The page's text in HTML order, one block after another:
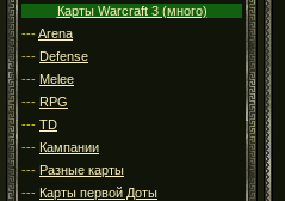
Карты Warcraft 3 (много)
---Arena
--- Defense
--- Melee
--- RPG
--- TD
--- Кампании
--- Разные карты
--- Карты первой Доты